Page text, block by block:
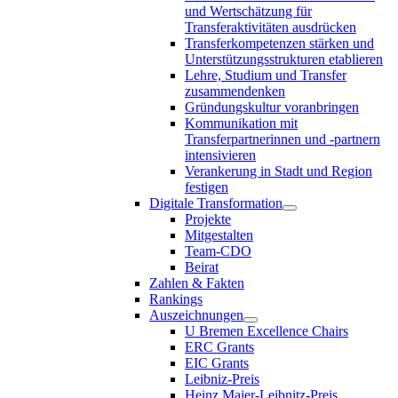
und Wertschätzung für
Transferaktivitäten ausdrücken
Transferkompetenzen stärken und
Unterstützungsstrukturen etablieren
Lehre, Studium und Transfer
zusammendenken
Gründungskultur voranbringen
Kommunikation mit
Transferpartnerinnen und -partnern
intensivieren
Verankerung in Stadt und Region
festigen
Digitale Transformation
Projekte
Mitgestalten
Team-CDO
Beirat
Zahlen & Fakten
Rankings
Auszeichnungen
U Bremen Excellence Chairs
ERC Grants
EIC Grants
Leibniz-Preis
Heinz Maier-Leibnitz-Preis